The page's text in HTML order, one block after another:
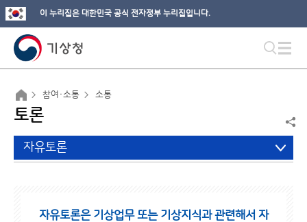
이 누리집은 대한민국 공식 전자정부 누리집입니다.
참여·소통 소통
토론
자유토론
자유토론은 기상업무 또는 기상지식과 관련해서 자